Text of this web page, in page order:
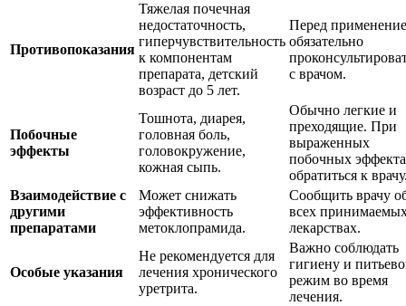
Противопоказания
Тяжелая почечная
недостаточность,
гиперчувствительность
к компонентам
препарата, детский
возраст до 5 лет.
Перед
обязательно
с врачом.
Побочные
эффекты
Тошнота, диарея,
головная боль,
головокружение,
кожная сыпь.
Обычно легкие и
преходящие. При
выраженных
побочных
обратиться к
Взаимодействие с
другими
препаратами
Может снижать
эффективность
метоклопрамида.
Сообщить врачу
всех
лекарствах.
Особые указания
Не рекомендуется для
лечения хронического
уретрита.
Важно соблюдать
гигиену и
режим во время
лечения.